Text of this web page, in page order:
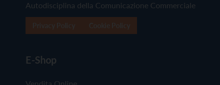
Autodisciplina della Comunicazione Commerciale
E-Shop